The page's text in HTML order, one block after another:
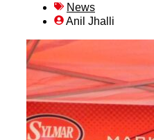
News
Anil Jhalli